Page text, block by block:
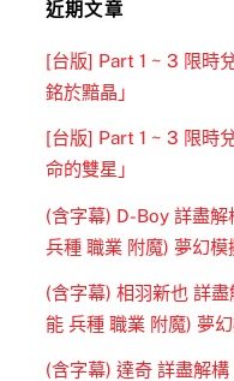
近期文章
[台版] Part 1 ~ 3 限時
銘於黯晶」
[台版] Part 1 ~ 3 限時
命的雙星」
(含字幕) D-Boy 詳盡解
兵種 職業 附魔) 夢幻模
(含字幕) 相羽新也 詳
能 兵種 職業 附魔) 夢
(含字幕) 達奇 詳盡解